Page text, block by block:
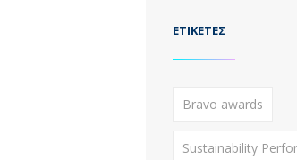
ΕΤΙΚΈΤΕΣ
Bravo awards
Sustainability